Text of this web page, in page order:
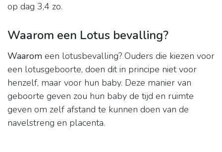
op dag 3,4 zo.
Waarom een Lotus bevalling?
Waarom een lotusbevalling? Ouders die kiezen voor
een lotusgeboorte, doen dit in principe niet voor
henzelf, maar voor hun baby. Deze manier van
geboorte geven zou hun baby de tijd en ruimte
geven om zelf afstand te kunnen doen van de
navelstreng en placenta.